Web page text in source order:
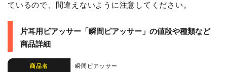
ているので、間違えないように注意してください。
片耳用ピアッサー「瞬間ピアッサー」の値段や種類など
商品詳細
商品名 瞬間ピアッサー